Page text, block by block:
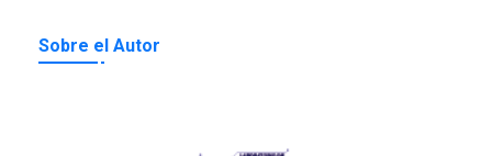
Sobre el Autor